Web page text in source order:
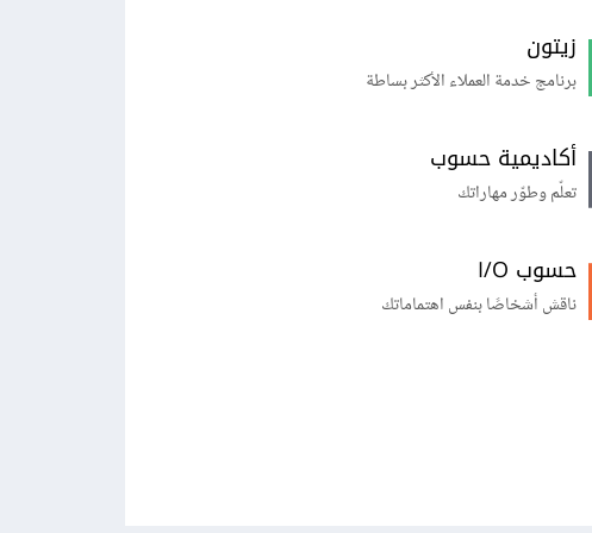
زيتون
برنامج خدمة العملاء الأكثر بساطة
أكاديمية حسوب
تعلّم وطوّر مهاراتك
حسوب I/O
ناقش أشخاصًا بنفس اهتماماتك